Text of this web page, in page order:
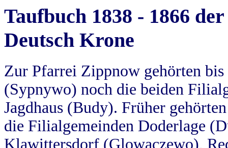
Taufbuch 1838 - 1866
Deutsch Krone
Zur Pfarrei Zippnow gehörten
(Sypnywo) noch die beiden
Jagdhaus (Budy). Früher
die Filialgemeinden Doderlage
Klawittersdorf (Glowaczewo),